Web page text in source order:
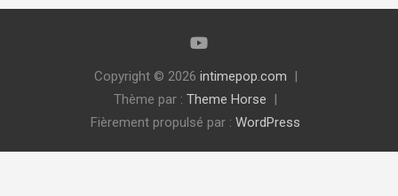
Copyright © 2026 intimepop.com
Thème par : Theme Horse
Fièrement propulsé par : WordPress